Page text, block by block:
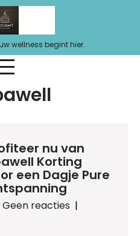
wellness begint hier.
nu van
Korting
een Dagje Pure
Geen reacties |